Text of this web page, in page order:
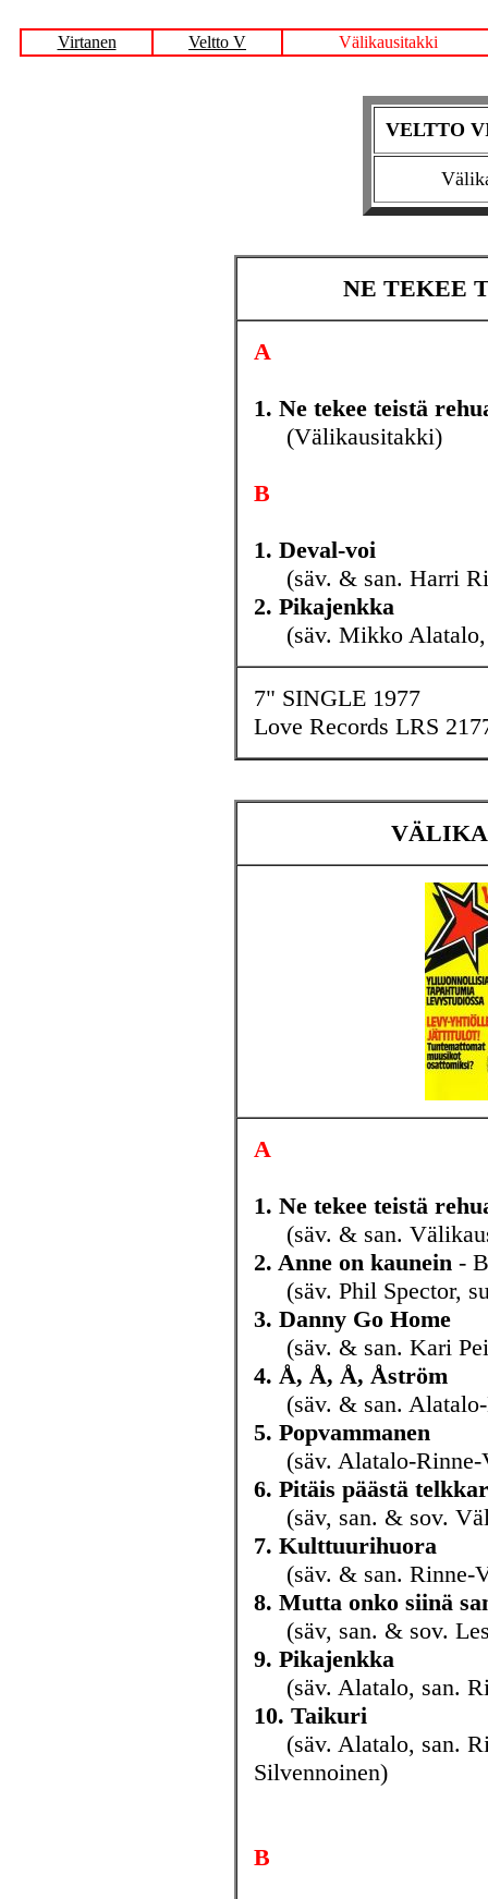
Virtanen Veltto V Välikausitakki
VELTTO
NE TEKEE
A
1. Ne tekee teistä
(Välikausitakki)
B
1. Deval-voi
(säv. & san. Harri
2. Pikajenkka
(säv. Mikko Alatalo,
7" SINGLE 1977
Love Records LRS
A
1. Ne tekee teistä
(säv. & san.
2. Anne on kaunein -
(säv. Phil Spector,
3. Danny Go Home
(säv. & san. Kari
4. Å, Å, Å, Åström
(säv. & san. Alatalo-
5. Popvammanen
(säv. Alatalo-Rinne-
6. Pitäis päästä
(säv, san. & sov.
7. Kulttuurihuora
(säv. & san. Rinne-
8. Mutta onko siinä
(säv, san. & sov.
9. Pikajenkka
(säv. Alatalo, san.
10. Taikuri
(säv. Alatalo, san.
Silvennoinen)
B